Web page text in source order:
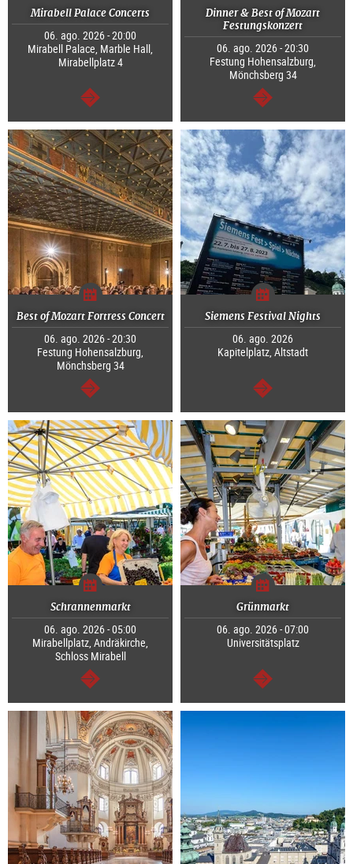
Mirabell Palace Concerts
06. ago. 2026 - 20:00
Mirabell Palace, Marble Hall,
Mirabellplatz 4
continuar
Dinner & Best of Mozart
Festungskonzert
06. ago. 2026 - 20:30
Festung Hohensalzburg,
Mönchsberg 34
continuar
Best of Mozart Fortress Concert
06. ago. 2026 - 20:30
Festung Hohensalzburg,
Mönchsberg 34
continuar
Siemens Festival Nights
06. ago. 2026
Kapitelplatz, Altstadt
continuar
Schrannenmarkt
06. ago. 2026 - 05:00
Mirabellplatz, Andräkirche,
Schloss Mirabell
continuar
Grünmarkt
06. ago. 2026 - 07:00
Universitätsplatz
continuar